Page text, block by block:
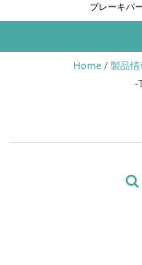
ブレーキパ
Skip to content
Home/ 製品情
-